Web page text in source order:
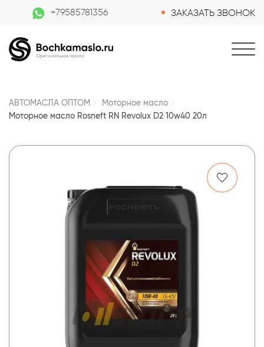
+79585781356 ЗАКАЗАТЬ ЗВОНОК
АВТОМАСЛА ОПТОМ
Моторное масло
Моторное масло Rosneft RN Revolux D2 10w40 20л